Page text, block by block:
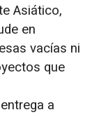
Asiático,
en
vacías ni
que
a